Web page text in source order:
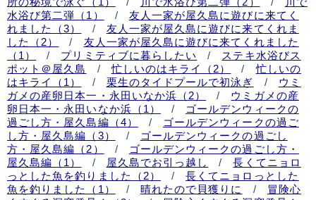
水浴び第二弾（1）
/
友人一家が屋久島に遊びに来てく
れました（3）
/
友人一家が屋久島に遊びに来てくれま
した（2）
/
友人一家が屋久島に遊びに来てくれました
（1）
/ プリミティブに暮らしたい /
ステキ水浴びス
ポット＠屋久島
/ 忙しいのはキライ（2） /
忙しいの
はキライ（1）
/ 栗生のタイドプールで初泳ぎ /
ウミ
ガメの産卵日本一・永田いなか浜（2）
/
ウミガメの産
卵日本一・永田いなか浜（1）
/
ゴールデンウィークの
過ごし方・屋久島編（4）
/
ゴールデンウィークの過ご
し方・屋久島編（3）
/
ゴールデンウィークの過ごし
方・屋久島編（2）
/
ゴールデンウィークの過ごし方・
屋久島編（1）
/ 屋久島でお引っ越し /
長くてニョロ
っとした魚を釣りました（2）
/
長くてニョロっとした
魚を釣りました（1）
/ 晴れたので貝獲りに /
冒険心